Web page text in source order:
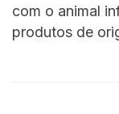
com o animal
produtos de